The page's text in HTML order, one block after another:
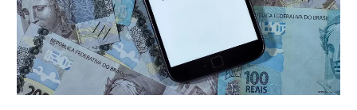
ajudar
a
comprar
um